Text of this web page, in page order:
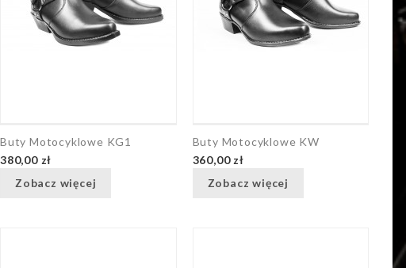
Buty Motocyklowe KG1
380,00 zł
Zobacz więcej
Buty Motocyklowe KW
360,00 zł
Zobacz więcej